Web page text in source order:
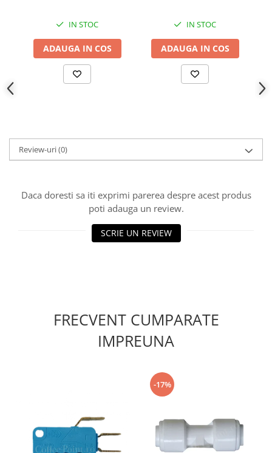
IN STOC
ADAUGA IN COS
IN STOC
ADAUGA IN COS
Review-uri(0)
Daca doresti sa iti exprimi parerea despre acest produs
poti adauga un review.
SCRIE UN REVIEW
FRECVENT CUMPARATE
IMPREUNA
-17%